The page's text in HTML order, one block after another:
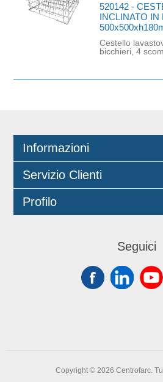
520142 -
INCLINATO IN
Cestello
bicchieri, 4
Dimensioni
Informazioni
Servizio Clienti
Profilo
Seguici
Copyright © 2026 Centrofarc.